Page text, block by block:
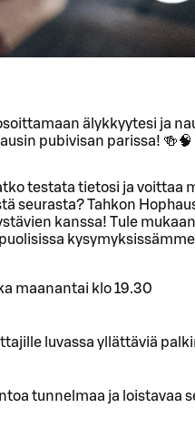
älykkyytesi ja
pubivisan parissa! 🍻🧠
testata tietosi ja voittaa
seurasta? Tahkon
kanssa! Tule
maanantai klo 19.30
luvassa yllättäviä
tunnelmaa ja loistavaa